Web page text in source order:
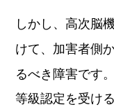
しかし、高次脳
けて、加害者側
るべき障害です。
等級認定を受け